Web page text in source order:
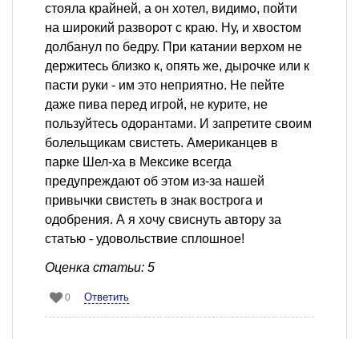
стояла крайней, а он хотел, видимо, пойти
на широкий разворот с краю. Ну, и хвостом
долбанул по бедру. При катании верхом не
держитесь близко к, опять же, дырочке или к
пасти руки - им это неприятно. Не пейте
даже пива перед игрой, не курите, не
пользуйтесь одорантами. И запретите своим
болельщикам свистеть. Американцев в
парке Шел-ха в Мексике всегда
предупреждают об этом из-за нашей
привычки свистеть в знак вострога и
одобрения. А я хочу свиснуть автору за
статью - удовольствие сплошное!
Оценка статьи: 5
0 Ответить